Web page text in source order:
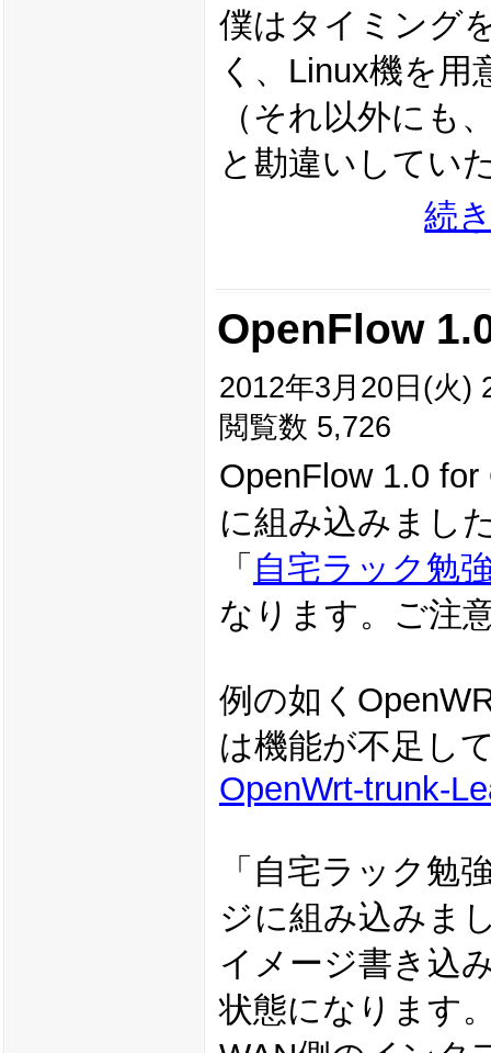
僕はタイミング
く、Linux機を
（それ以外にも
と勘違いしてい
続
OpenFlow
2012年3月20日(火)
閲覧数 5,726
OpenFlow 1.0
に組み込みまし
「 自宅ラック勉
なります。ご注
例の如く
は機能が不足し
OpenWrt-trunk-
「自宅ラック勉
ジに組み込みま
イメージ書き込
状態になります